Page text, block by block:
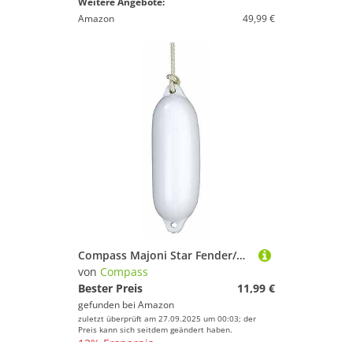
Amazon
49,99 €
Compass Majoni Star Fender/Bootsfender, Rammschutz, aufblasbar, UV-resistent, optimaler Schutz, Blau, Dunkelblau, Schwarz, Weiß, (S, M, L, XL)
von Compass
Bester Preis
11,99 €
gefunden bei Amazon
zuletzt überprüft am 27.09.2025 um 00:03; der
Preis kann sich seitdem geändert haben.